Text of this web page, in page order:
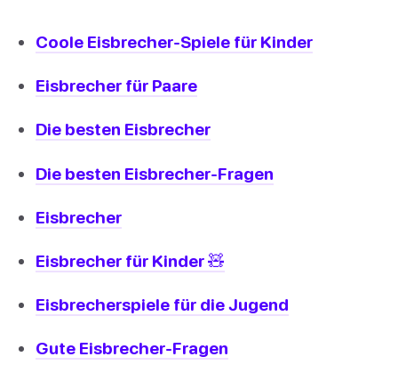
Coole Eisbrecher-Spiele für Kinder
Eisbrecher für Paare
Die besten Eisbrecher
Die besten Eisbrecher-Fragen
Eisbrecher
Eisbrecher für Kinder 🧸
Eisbrecherspiele für die Jugend
Gute Eisbrecher-Fragen